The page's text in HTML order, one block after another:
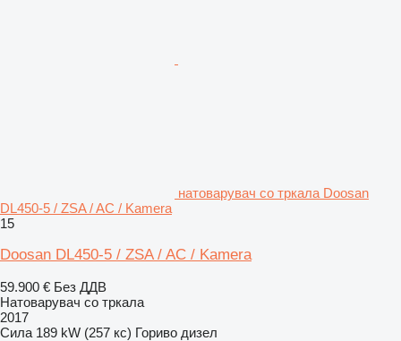
натоварувач со тркала Doosan
DL450-5 / ZSA / AC / Kamera
15
Doosan DL450-5 / ZSA / AC / Kamera
59.900 € Без ДДВ
Натоварувач со тркала
2017
Сила 189 kW (257 кс) Гориво дизел